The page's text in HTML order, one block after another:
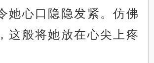
她心口隐隐发紧。仿佛
这般将她放在心尖上疼